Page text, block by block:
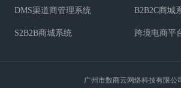
DMS渠道商管理系统 B2B2C商城
S2B2B商城系统 跨境电商平
广州市数商云网络科技有限公